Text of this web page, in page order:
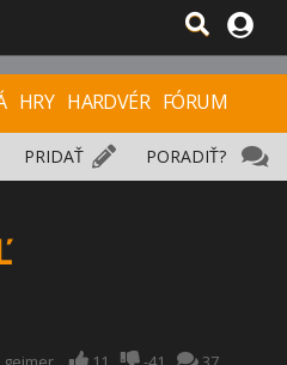
HRY HARDVÉR FÓRUM
PORADIŤ?
PRIDAŤ